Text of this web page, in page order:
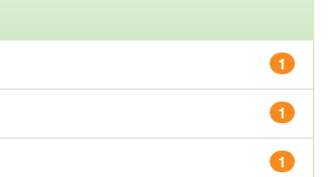
1
1
1